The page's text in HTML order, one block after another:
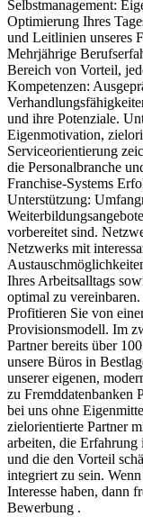
Selbstmanagement:
Optimierung Ihres
und Leitlinien unseres
Mehrjährige
Bereich von Vorteil,
Kompetenzen:
und ihre Potenziale.
Eigenmotivation,
Serviceorientierung
die Personalbranche
Franchise-Systems
Unterstützung:
vorbereitet sind.
Netzwerks mit
Ihres Arbeitsalltags
optimal zu
Profitieren Sie von
Provisionsmodell. Im
Partner bereits über
unsere Büros in
unserer eigenen,
zu Fremddatenbanken
bei uns ohne
zielorientierte Partner
arbeiten, die
und die den Vorteil
integriert zu sein.
Interesse haben, dann
Bewerbung .